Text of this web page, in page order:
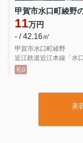
甲賀市水口町綾野
11万円
- / 42.16㎡
甲賀市水口町綾野
近江鉄道近江本線「水
礼0
美